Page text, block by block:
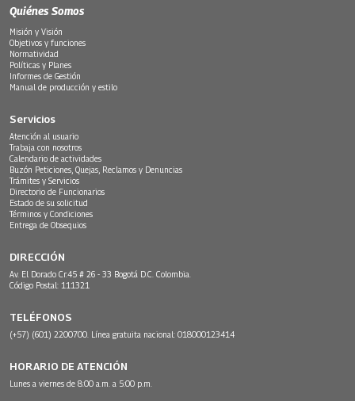
Quiénes Somos
Misión y Visión
Objetivos y funciones
Normatividad
Políticas y Planes
Informes de Gestión
Manual de producción y estilo
Servicios
Atención al usuario
Trabaja con nosotros
Calendario de actividades
Buzón Peticiones, Quejas, Reclamos y Denuncias
Trámites y Servicios
Directorio de Funcionarios
Estado de su solicitud
Términos y Condiciones
Entrega de Obsequios
DIRECCIÓN
Av. El Dorado Cr.45 # 26 - 33 Bogotá D.C. Colombia.
Código Postal: 111321
TELÉFONOS
(+57) (601) 2200700. Línea gratuita nacional: 018000123414
HORARIO DE ATENCIÓN
Lunes a viernes de 8:00 a.m. a 5:00 p.m.